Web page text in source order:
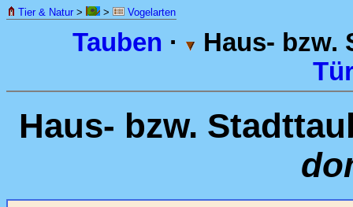
Tier & Natur > > Vogelarten
Tauben ·
Haus- bzw.
Haus- bzw.